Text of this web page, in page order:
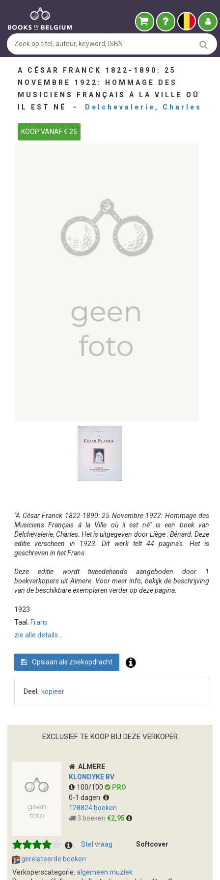
A CÉSAR FRANCK 1822-1890: 25
NOVEMBRE 1922: HOMMAGE DES
MUSICIENS FRANÇAIS Á LA VILLE OÙ
IL EST NÉ -
Delchevalerie, Charles
KOOP VANAF € 25
"A César Franck 1822-1890: 25 Novembre 1922: Hommage des
Musiciens Français á la Ville où il est né" is een boek van
Delchevalerie, Charles. Het is uitgegeven door Liège : Bénard. Deze
editie verscheen in 1923. Dit werk telt 44 pagina's. Het is
geschreven in het Frans.
Deze editie wordt tweedehands aangeboden door 1
boekverkopers uit Almere. Voor meer info, bekijk de beschrijving
van de beschikbare exemplaren verder op deze pagina.
1923
Taal: Frans
zie alle details...
Opslaan als zoekopdracht
Deel: kopieer
EXCLUSIEF TE KOOP BIJ DEZE VERKOPER
ALMERE
KLONDYKE BV
100/100
PRO
0-1 dagen
128824 boeken
3 boeken €2,95
Stel vraag
Softcover
gerelateerde boeken
Verkoperscategorie: algemeen muziek